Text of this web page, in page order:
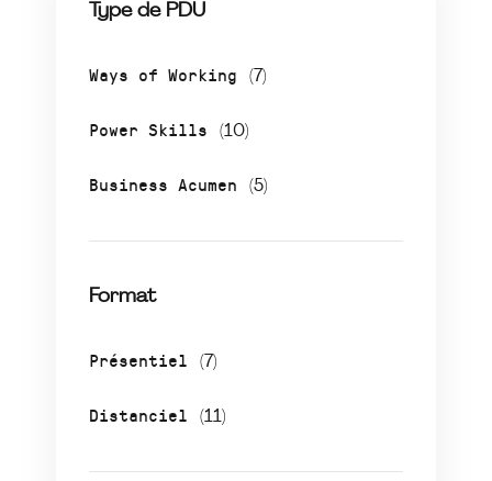
Type de PDU
Ways of Working (7)
Power Skills (10)
Business Acumen (5)
Format
Présentiel (7)
Distanciel (11)